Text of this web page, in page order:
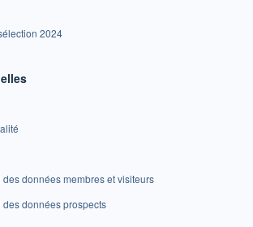
2024
données membres et visiteurs
données prospects